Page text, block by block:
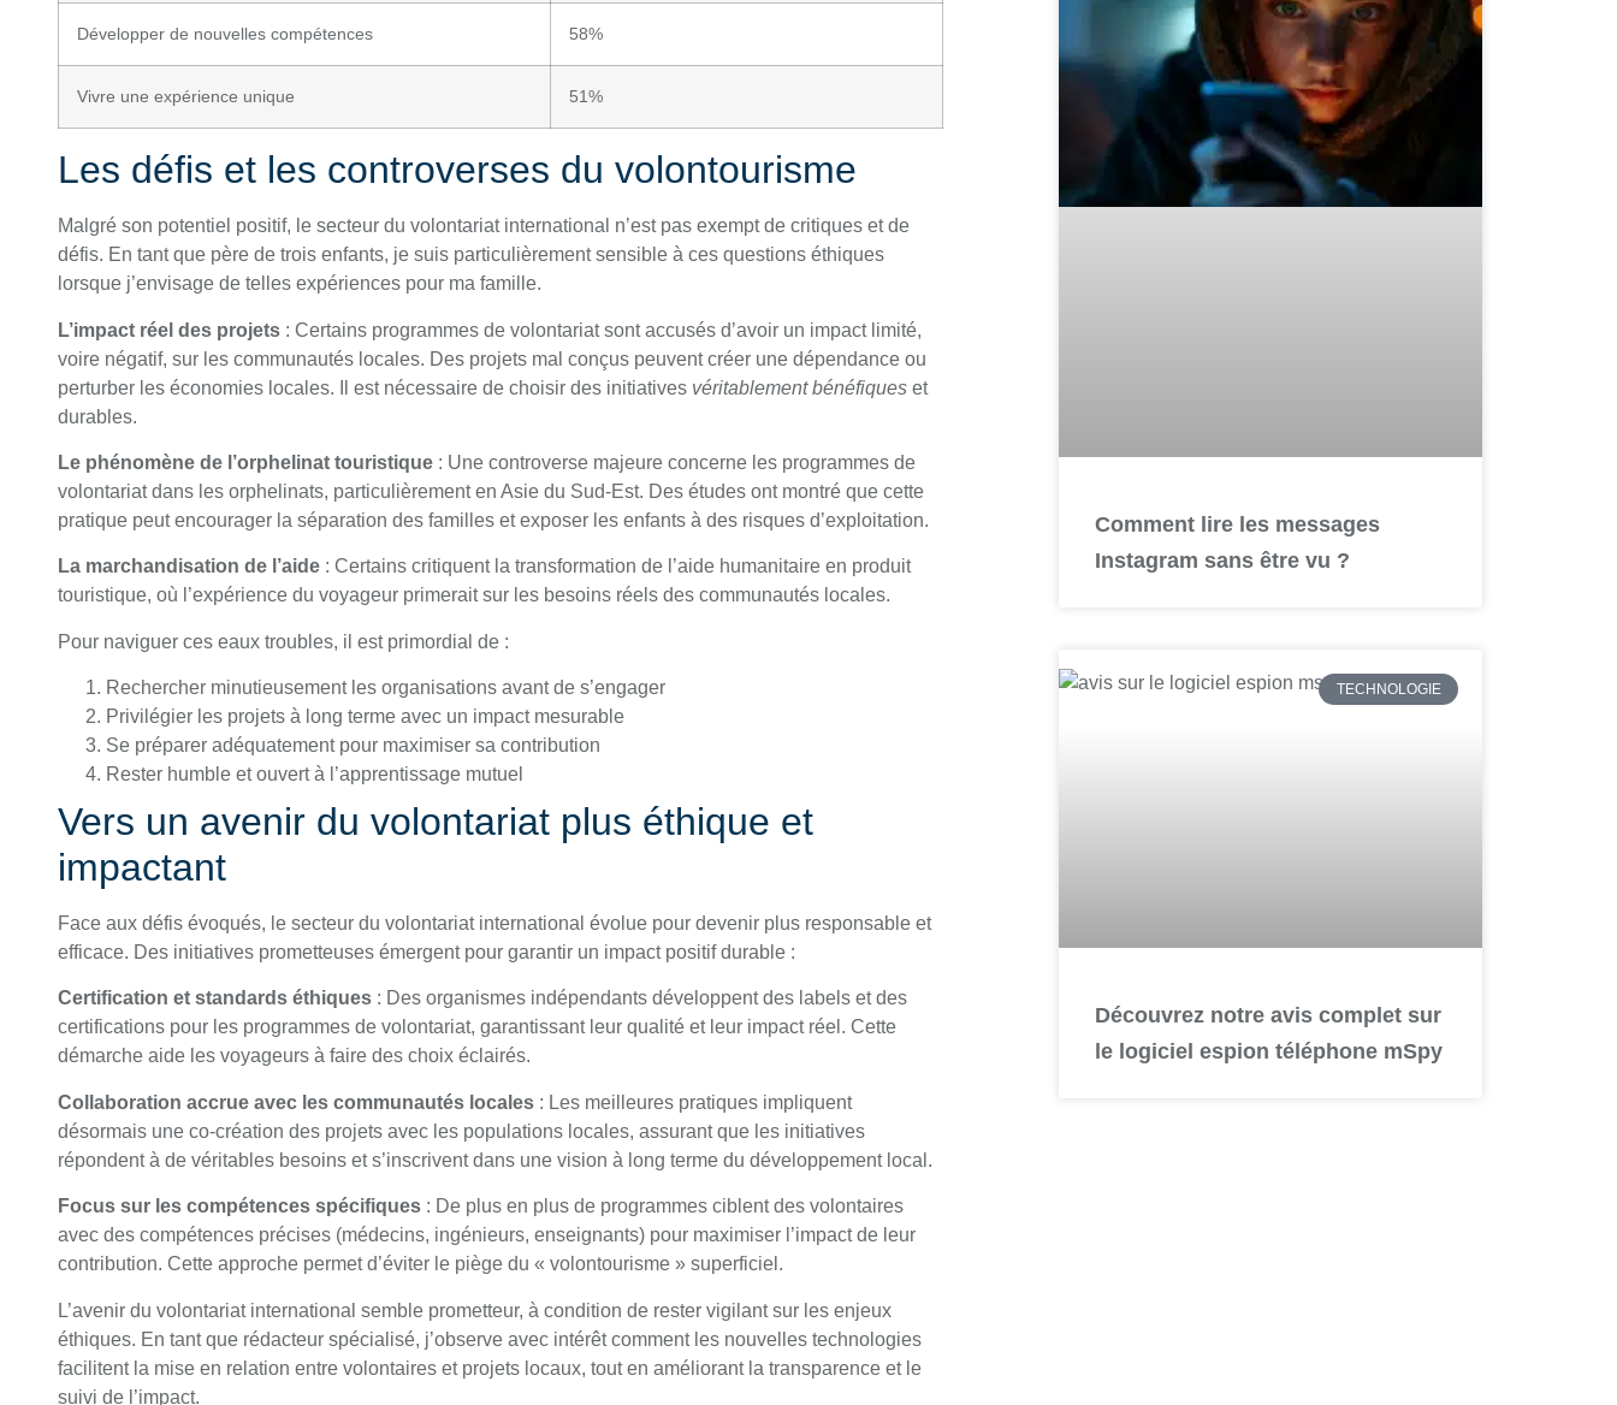
Développer de nouvelles compétences 58%
Vivre une expérience unique 51%
Les défis et les controverses du volontourisme
Malgré son potentiel positif, le secteur du volontariat international n’est pas exempt de critiques et de
défis. En tant que père de trois enfants, je suis particulièrement sensible à ces questions éthiques
lorsque j’envisage de telles expériences pour ma famille.
L’impact réel des projets : Certains programmes de volontariat sont accusés d’avoir un impact limité,
voire négatif, sur les communautés locales. Des projets mal conçus peuvent créer une dépendance ou
perturber les économies locales. Il est nécessaire de choisir des initiatives véritablement bénéfiques et
durables.
Le phénomène de l’orphelinat touristique : Une controverse majeure concerne les programmes de
volontariat dans les orphelinats, particulièrement en Asie du Sud-Est. Des études ont montré que cette
pratique peut encourager la séparation des familles et exposer les enfants à des risques d’exploitation.
La marchandisation de l’aide : Certains critiquent la transformation de l’aide humanitaire en produit
touristique, où l’expérience du voyageur primerait sur les besoins réels des communautés locales.
Pour naviguer ces eaux troubles, il est primordial de :
Rechercher minutieusement les organisations avant de s’engager
Privilégier les projets à long terme avec un impact mesurable
Se préparer adéquatement pour maximiser sa contribution
Rester humble et ouvert à l’apprentissage mutuel
Vers un avenir du volontariat plus éthique et
impactant
Face aux défis évoqués, le secteur du volontariat international évolue pour devenir plus responsable et
efficace. Des initiatives prometteuses émergent pour garantir un impact positif durable :
Certification et standards éthiques : Des organismes indépendants développent des labels et des
certifications pour les programmes de volontariat, garantissant leur qualité et leur impact réel. Cette
démarche aide les voyageurs à faire des choix éclairés.
Collaboration accrue avec les communautés locales : Les meilleures pratiques impliquent
désormais une co-création des projets avec les populations locales, assurant que les initiatives
répondent à de véritables besoins et s’inscrivent dans une vision à long terme du développement local.
Focus sur les compétences spécifiques : De plus en plus de programmes ciblent des volontaires
avec des compétences précises (médecins, ingénieurs, enseignants) pour maximiser l’impact de leur
contribution. Cette approche permet d’éviter le piège du « volontourisme » superficiel.
L’avenir du volontariat international semble prometteur, à condition de rester vigilant sur les enjeux
éthiques. En tant que rédacteur spécialisé, j’observe avec intérêt comment les nouvelles technologies
facilitent la mise en relation entre volontaires et projets locaux, tout en améliorant la transparence et le
suivi de l’impact.
Comment lire les messages
Instagram sans être vu ?
TECHNOLOGIE
Découvrez notre avis complet sur
le logiciel espion téléphone mSpy